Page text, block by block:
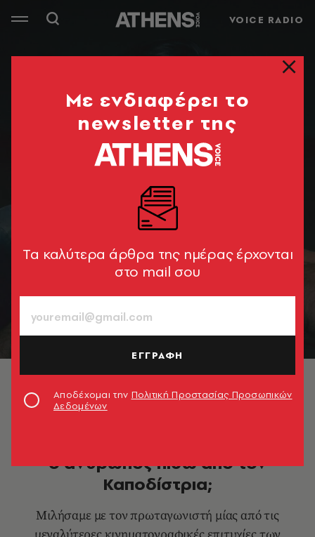
VOICE RADIO
Αντώνης Μυριαγκός © Τάσος Ανέστης
ο άνθρωπος πίσω από τον
Καποδίστρια;
Μιλήσαμε με τον πρωταγωνιστή μίας από τις
Mε ενδιαφέρει το
newsletter της
Tα καλύτερα άρθρα της ημέρας έρχονται
στο mail σου
ΕΓΓΡΑΦΗ
Αποδέχομαι την Πολιτική Προστασίας Προσωπικών
Δεδομένων